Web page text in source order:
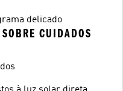
delicado
CUIDADOS